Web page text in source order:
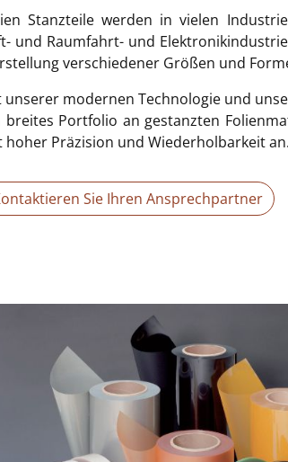
Stanzteile werden in vielen
und Raumfahrt- und
verschiedener Größen und
unserer modernen Technologie und
breites Portfolio an gestanzten
hoher Präzision und Wiederholbarkeit an.
Sie Ihren Ansprechpartner